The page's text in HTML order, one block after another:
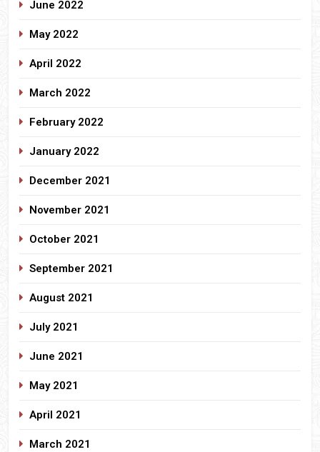
June 2022
May 2022
April 2022
March 2022
February 2022
January 2022
December 2021
November 2021
October 2021
September 2021
August 2021
July 2021
June 2021
May 2021
April 2021
March 2021